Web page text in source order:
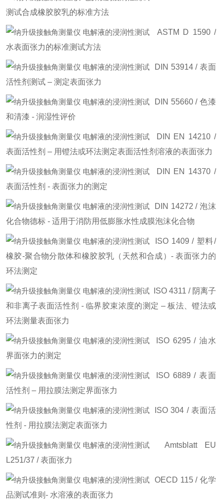
测试合成橡胶胶乳的标准方法
ASTM D 1590 /
水表面张力的标准测试方法
DIN 53914 / 表面
活性剂测试 – 测定表面张力
DIN 55660 / 色漆
和清漆 - 润湿性评价
DIN EN 14210 /
表面活性剂 – 用镫法或环法测定表面活性剂溶液的表面张力
DIN EN 14370 /
表面活性剂 - 表面张力的测定
DIN 14272 / 泡沫
化合物德标 - 适用于消防用低膨胀水性成膜泡沫化合物
ISO 1409 / 塑料/
橡胶-聚合物分散体和橡胶胶乳（天然和合成）- 表面张力的
环法测定
ISO 4311 / 阴离子
和非离子表面活性剂 - 临界胶束浓度的测定 – 板法、镫法或
环法测量表面张力
ISO 6295 / 油水
界面张力的测定
ISO 6889 / 表面
活性剂 – 用拉膜法测定界面张力
ISO 304 / 表面活
性剂 - 用拉膜法测定表面张力
Amtsblatt EU
L251/37 / 表面张力
OECD 115 / 化学
品测试准则- 水溶液的表面张力